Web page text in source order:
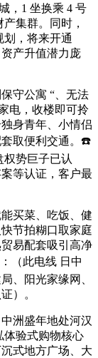
，1 坐换乘 4 号
集群。同时，
，将来开通
产升值潜力庞
守公寓 “、无法
电，收楼即可拎
身青年、小情侣
套取便利交通。☎️
势巨子已认
等认证，客户最
买菜、吃饭、健
节拍糊口取家庭
易配套吸引高净
（此电线 日中
、阳光家缘网、
）。
洲盛年地处河汉
体验式购物核心
式地方广场、大